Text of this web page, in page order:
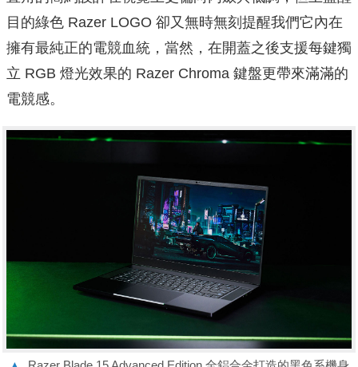
目的綠色 Razer LOGO 卻又無時無刻提醒我們它內在
擁有最純正的電競血統，當然，在開蓋之後支援每鍵獨
立 RGB 燈光效果的 Razer Chroma 鍵盤更帶來滿滿的
電競感。